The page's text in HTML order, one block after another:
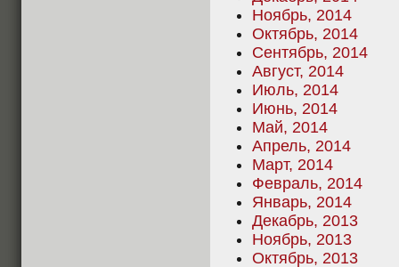
Ноябрь, 2014
Октябрь, 2014
Сентябрь, 2014
Август, 2014
Июль, 2014
Июнь, 2014
Май, 2014
Апрель, 2014
Март, 2014
Февраль, 2014
Январь, 2014
Декабрь, 2013
Ноябрь, 2013
Октябрь, 2013